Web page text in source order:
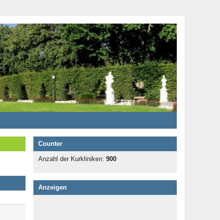
Counter
Anzahl der Kurkliniken: 900
Anzeigen